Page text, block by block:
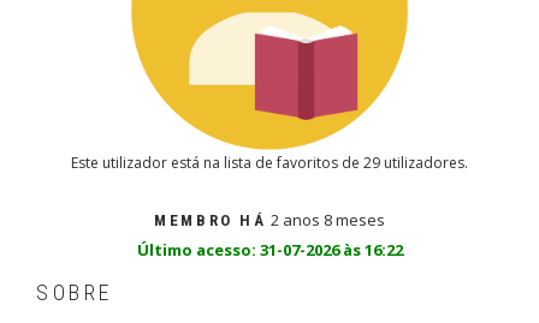
Este utilizador está na lista de favoritos de 29 utilizadores.
MEMBRO HÁ 2 anos 8 meses
Último acesso: 31-07-2026 às 16:22
SOBRE